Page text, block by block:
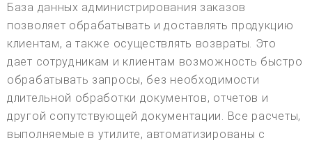
База данных администрирования заказов
позволяет обрабатывать и доставлять продукцию
клиентам, а также осуществлять возвраты. Это
дает сотрудникам и клиентам возможность быстро
обрабатывать запросы, без необходимости
длительной обработки документов, отчетов и
другой сопутствующей документации. Все расчеты,
выполняемые в утилите, автоматизированы с